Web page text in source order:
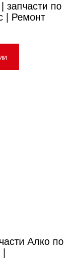
запчасти по
| Ремонт
Алко по